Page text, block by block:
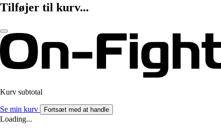
Tilføjer til kurv...
Kurv subtotal
Se min kurv Fortsæt med at handle
Loading...